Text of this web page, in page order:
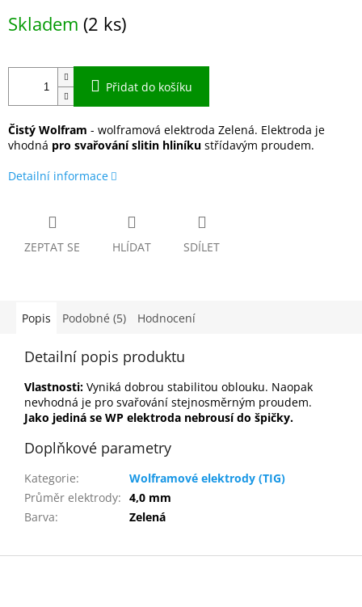
Skladem (2 ks)
Přidat do košíku
Čistý Wolfram - wolframová elektroda Zelená. Elektroda je
vhodná pro svařování slitin hliníku střídavým proudem.
Detailní informace
ZEPTAT SE HLÍDAT SDÍLET
Popis Podobné (5) Hodnocení
Detailní popis produktu
Vlastnosti: Vyniká dobrou stabilitou oblouku. Naopak
nevhodná je pro svařování stejnosměrným proudem.
Jako jediná se WP elektroda nebrousí do špičky.
Doplňkové parametry
Kategorie:
Wolframové elektrody (TIG)
Průměr elektrody: 4,0 mm
Barva: Zelená
Z